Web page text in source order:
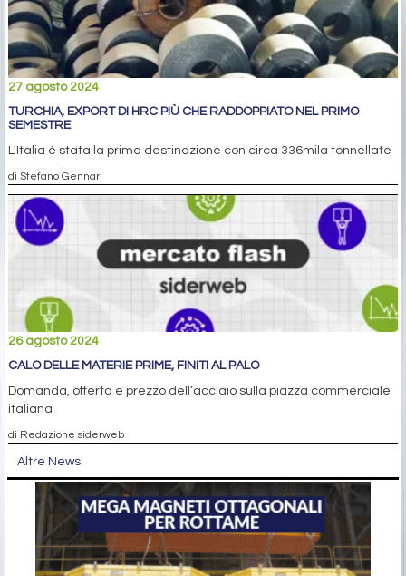
27 agosto 2024
TURCHIA, EXPORT DI HRC PIÙ CHE RADDOPPIATO NEL PRIMO
SEMESTRE
L'Italia è stata la prima destinazione con circa 336mila tonnellate
di Stefano Gennari
26 agosto 2024
CALO DELLE MATERIE PRIME, FINITI AL PALO
Domanda, offerta e prezzo dell’acciaio sulla piazza commerciale
italiana
di Redazione siderweb
Altre News